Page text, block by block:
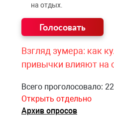
на отдых.
Взгляд зумера: как
привычки влияют на
Всего проголосовало:
Открыть отдельно
Архив опросов